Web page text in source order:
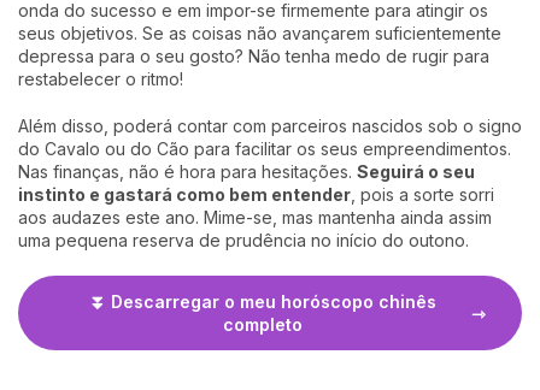
onda do sucesso e em impor-se firmemente para atingir os
seus objetivos. Se as coisas não avançarem suficientemente
depressa para o seu gosto? Não tenha medo de rugir para
restabelecer o ritmo!
Além disso, poderá contar com parceiros nascidos sob o signo
do Cavalo ou do Cão para facilitar os seus empreendimentos.
Nas finanças, não é hora para hesitações. Seguirá o seu
instinto e gastará como bem entender , pois a sorte sorri
aos audazes este ano. Mime-se, mas mantenha ainda assim
uma pequena reserva de prudência no início do outono.
⏬ Descarregar o meu horóscopo chinês
completo